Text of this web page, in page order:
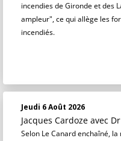
incendies de Gironde et des
ampleur", ce qui allège les
incendiés.
Jeudi 6 Août 2026
Jacques Cardoze avec
Selon Le Canard enchaîné,